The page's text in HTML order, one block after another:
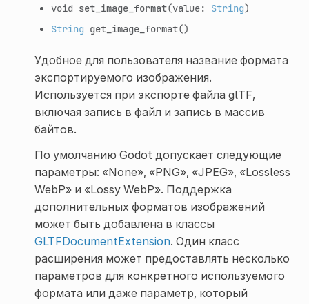
void set_image_format(value: String)
String get_image_format()
Удобное для пользователя название формата
экспортируемого изображения.
Используется при экспорте файла glTF,
включая запись в файл и запись в массив
байтов.
По умолчанию Godot допускает следующие
параметры: «None», «PNG», «JPEG», «Lossless
WebP» и «Lossy WebP». Поддержка
дополнительных форматов изображений
может быть добавлена в классы
GLTFDocumentExtension. Один класс
расширения может предоставлять несколько
параметров для конкретного используемого
формата или даже параметр, который